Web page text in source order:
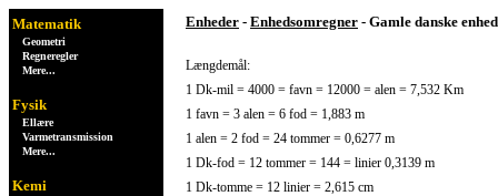
Matematik
Geometri
Regneregler
Mere...
Fysik
Ellære
Varmetransmission
Mere...
Kemi
Enheder - Enhedsomregner - Gamle danske
Længdemål:
1 Dk-mil = 4000 = favn = 12000 = alen = 7,532 Km
1 favn = 3 alen = 6 fod = 1,883 m
1 alen = 2 fod = 24 tommer = 0,6277 m
1 Dk-fod = 12 tommer = 144 = linier 0,3139 m
1 Dk-tomme = 12 linier = 2,615 cm